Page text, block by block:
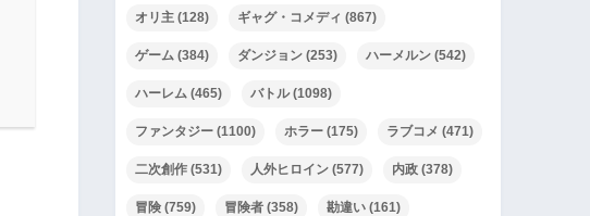
オリ主 (128) ギャグ・コメディ (867)
ゲーム (384) ダンジョン (253) ハーメルン (542)
ハーレム (465) バトル(1098)
ファンタジー (1100) ホラー (175) ラブコメ (471)
二次創作 (531) 人外ヒロイン (577) 内政 (378)
冒険 (759) 冒険者 (358) 勘違い (161)